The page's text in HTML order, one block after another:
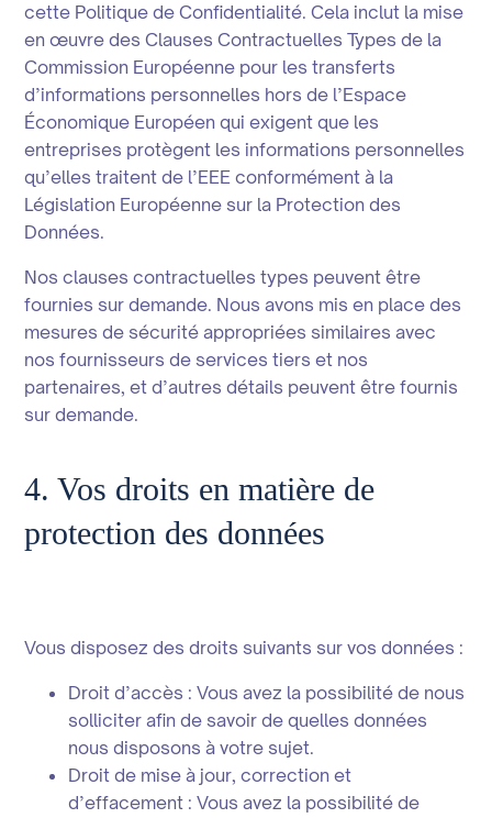
cette Politique de Confidentialité. Cela inclut la mise
en œuvre des Clauses Contractuelles Types de la
Commission Européenne pour les transferts
d’informations personnelles hors de l’Espace
Économique Européen qui exigent que les
entreprises protègent les informations personnelles
qu’elles traitent de l’EEE conformément à la
Législation Européenne sur la Protection des
Données.
Nos clauses contractuelles types peuvent être
fournies sur demande. Nous avons mis en place des
mesures de sécurité appropriées similaires avec
nos fournisseurs de services tiers et nos
partenaires, et d’autres détails peuvent être fournis
sur demande.
4. Vos droits en matière de
protection des données
Vous disposez des droits suivants sur vos données :
Droit d’accès : Vous avez la possibilité de nous
solliciter afin de savoir de quelles données
nous disposons à votre sujet.
Droit de mise à jour, correction et
d’effacement : Vous avez la possibilité de